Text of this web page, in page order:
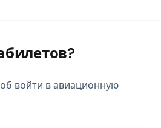
войти в авиационную